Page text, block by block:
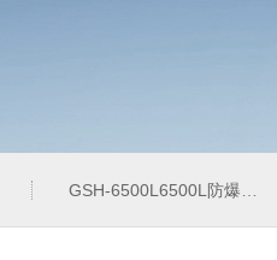
GSH-6500L6500L防爆加氢工业反应釜